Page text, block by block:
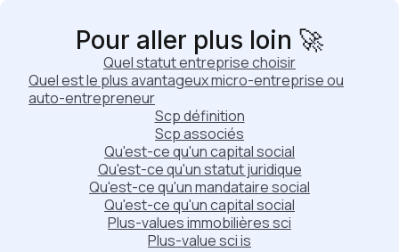
Pour aller plus loin 🚀
Quel statut entreprise choisir
Quel est le plus avantageux micro-entreprise ou
auto-entrepreneur
Scp définition
Scp associés
Qu'est-ce qu'un capital social
Qu'est-ce qu'un statut juridique
Qu'est-ce qu'un mandataire social
Qu'est-ce qu'un capital social
Plus-values immobilières sci
Plus-value sci is